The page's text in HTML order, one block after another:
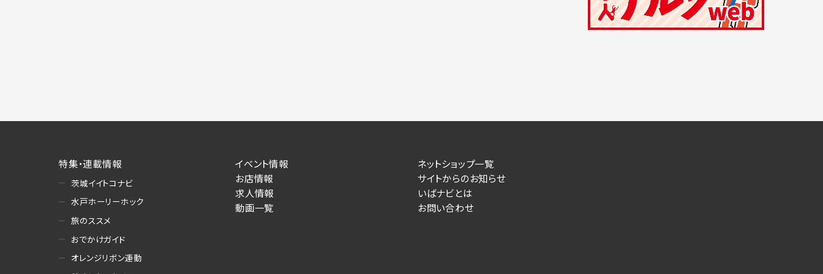
求人応募フォームより直接取得した氏名、住所、電話番号、メールアドレス、応募理由
書面もしくは電磁的な方法（本サービスが提供する事業主専用の管理画面に表示）
(2)お客様がネット予約フォームより個人情報を送信した事業主（広告主）への提供
・提供の目的
お客様が予約申し込みを行った店舗によるお客様に対するサービス提供、およびその履行に伴うお客様
への連絡・情報提供
・提供する個人情報の項目
特集・連載情報
茨城イイトコナビ
水戸ホーリーホック
旅のススメ
おでかけガイド
オレンジリボン運動
イベント情報
お店情報
求人情報
動画一覧
ネットショップ一覧
サイトからのお知らせ
いばナビとは
お問い合わせ